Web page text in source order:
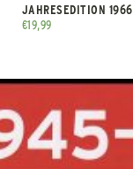
JAHRESEDITION 1966
€19,99